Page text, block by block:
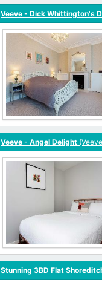
Veeve - Dick Whittington's
Veeve - Angel Delight
Stunning 3BD Flat